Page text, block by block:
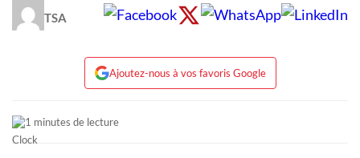
TSA
Ajoutez-nous à vos favoris Google
1 minutes de lecture